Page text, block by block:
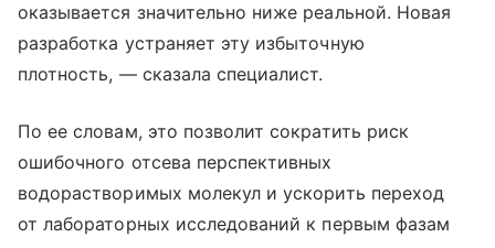
оказывается значительно ниже реальной. Новая
разработка устраняет эту избыточную
плотность, — сказала специалист.
По ее словам, это позволит сократить риск
ошибочного отсева перспективных
водорастворимых молекул и ускорить переход
от лабораторных исследований к первым фазам